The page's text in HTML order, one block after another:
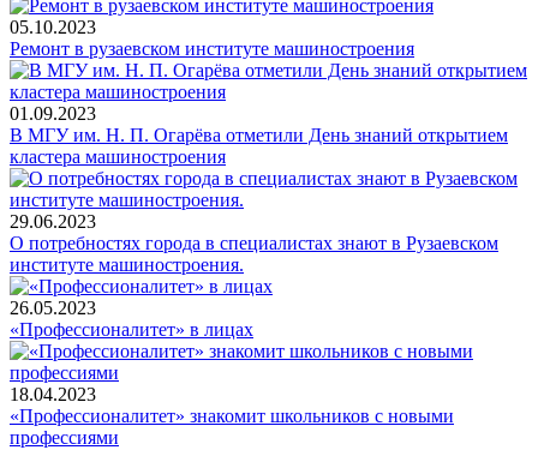
05.10.2023
Ремонт в рузаевском институте машиностроения
01.09.2023
В МГУ им. Н. П. Огарёва отметили День знаний открытием
кластера машиностроения
29.06.2023
О потребностях города в специалистах знают в Рузаевском
институте машиностроения.
26.05.2023
«Профессионалитет» в лицах
18.04.2023
«Профессионалитет» знакомит школьников с новыми
профессиями